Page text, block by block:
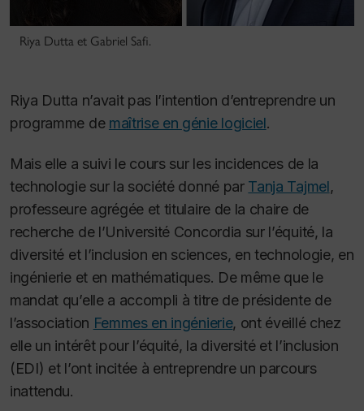
Riya Dutta et Gabriel Safi.
Riya Dutta n’avait pas l’intention d’entreprendre un
programme de maîtrise en génie logiciel.
Mais elle a suivi le cours sur les incidences de la
technologie sur la société donné par Tanja Tajmel,
professeure agrégée et titulaire de la chaire de
recherche de l’Université Concordia sur l’équité, la
diversité et l’inclusion en sciences, en technologie, en
ingénierie et en mathématiques. De même que le
mandat qu’elle a accompli à titre de présidente de
l’association Femmes en ingénierie, ont éveillé chez
elle un intérêt pour l’équité, la diversité et l’inclusion
(EDI) et l’ont incitée à entreprendre un parcours
inattendu.